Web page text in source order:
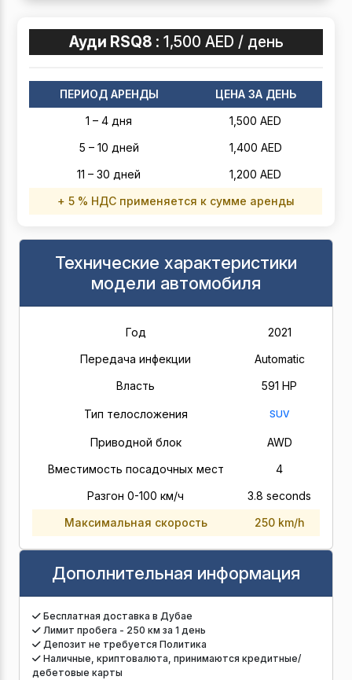
Ауди RSQ8 : 1,500 AED / день
ПЕРИОД АРЕНДЫ
ЦЕНА ЗА ДЕНЬ
1 – 4 дня
1,500 AED
5 – 10 дней
1,400 AED
11 – 30 дней
1,200 AED
+ 5 % НДС применяется к сумме аренды
Технические характеристики
модели автомобиля
Год
2021
Передача инфекции
Automatic
Власть
591 HP
Тип телосложения SUV
Приводной блок
AWD
Вместимость посадочных мест
4
Разгон 0-100 км/ч
3.8 seconds
Максимальная скорость
250 km/h
Дополнительная информация
Бесплатная доставка в Дубае
Лимит пробега - 250 км за 1 день
Депозит не требуется Политика
Наличные, криптовалюта, принимаются кредитные/
дебетовые карты